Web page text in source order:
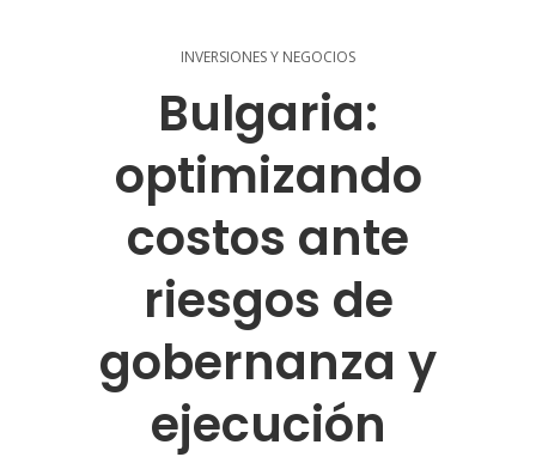
INVERSIONES Y NEGOCIOS
Bulgaria:
optimizando
costos ante
riesgos de
gobernanza y
ejecución